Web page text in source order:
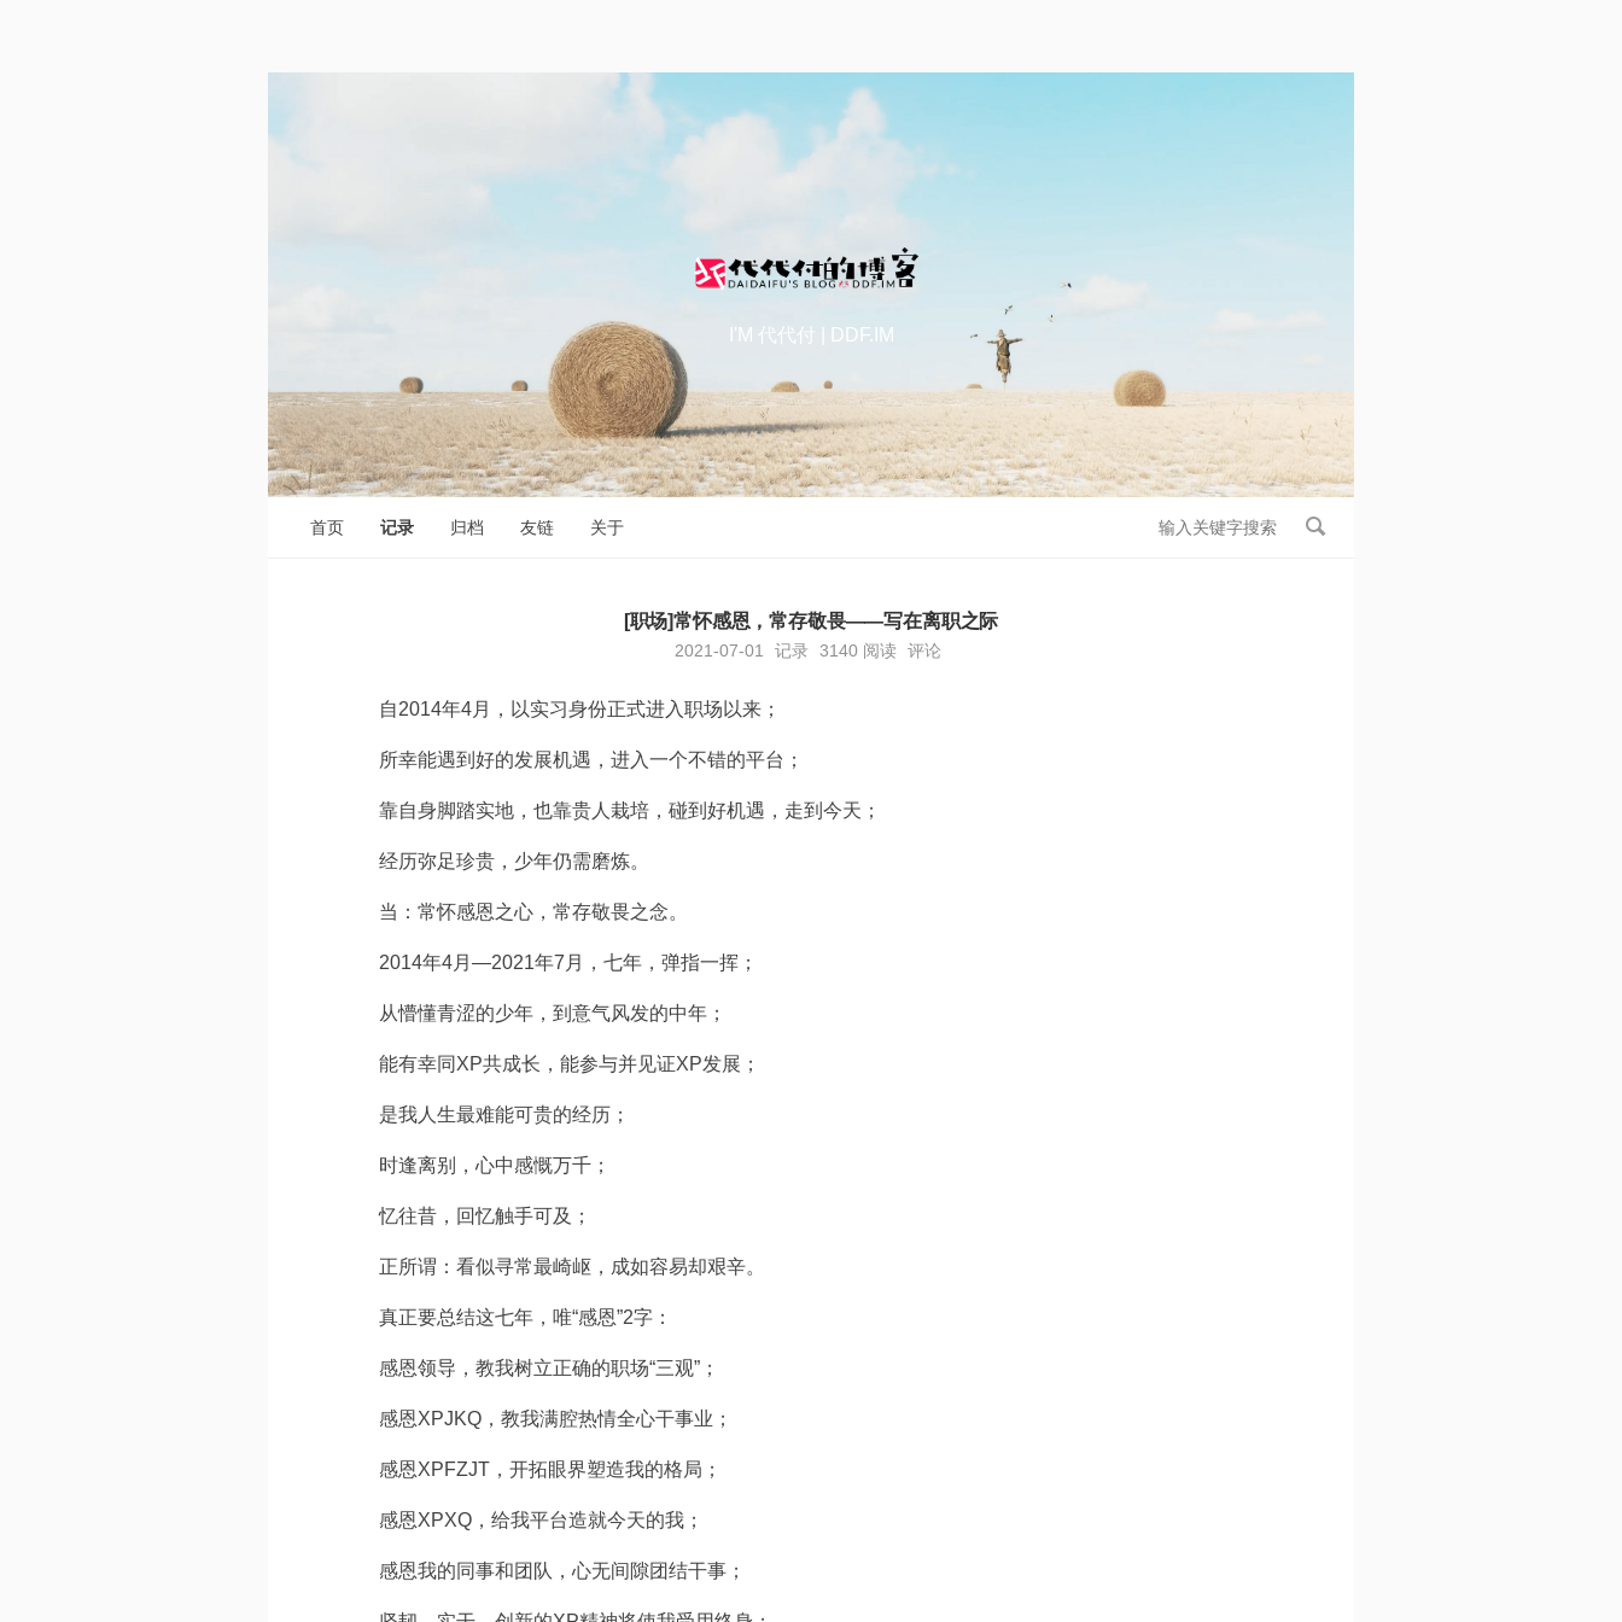
I'M 代代付 | DDF.IM
首页 记录 归档 友链 关于
[职场]常怀感恩，常存敬畏——写在离职之际
2021-07-01 记录 3140 阅读 评论
自2014年4月，以实习身份正式进入职场以来；
所幸能遇到好的发展机遇，进入一个不错的平台；
靠自身脚踏实地，也靠贵人栽培，碰到好机遇，走到今天；
经历弥足珍贵，少年仍需磨炼。
当：常怀感恩之心，常存敬畏之念。
2014年4月—2021年7月，七年，弹指一挥；
从懵懂青涩的少年，到意气风发的中年；
能有幸同XP共成长，能参与并见证XP发展；
是我人生最难能可贵的经历；
时逢离别，心中感慨万千；
忆往昔，回忆触手可及；
正所谓：看似寻常最崎岖，成如容易却艰辛。
真正要总结这七年，唯“感恩”2字：
感恩领导，教我树立正确的职场“三观”；
感恩XPJKQ，教我满腔热情全心干事业；
感恩XPFZJT，开拓眼界塑造我的格局；
感恩XPXQ，给我平台造就今天的我；
感恩我的同事和团队，心无间隙团结干事；